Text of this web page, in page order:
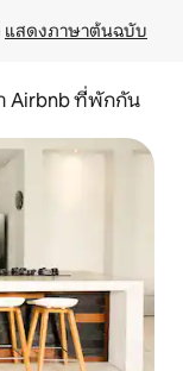
แสดงภาษาต้นฉบับ
Airbnb ที่พักกัน